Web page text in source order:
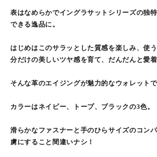
表はなめらかでイングラサットシリーズの独
できる逸品に。
はじめはこのサラッとした質感を楽しみ、使
分だけの美しいツヤ感を育て、だんだんと愛着
そんな革のエイジングが魅力的なウォレットで
カラーはネイビー、トープ、ブラックの3色。
滑らかなファスナーと手のひらサイズのコン
虜にすること間違いナシ！